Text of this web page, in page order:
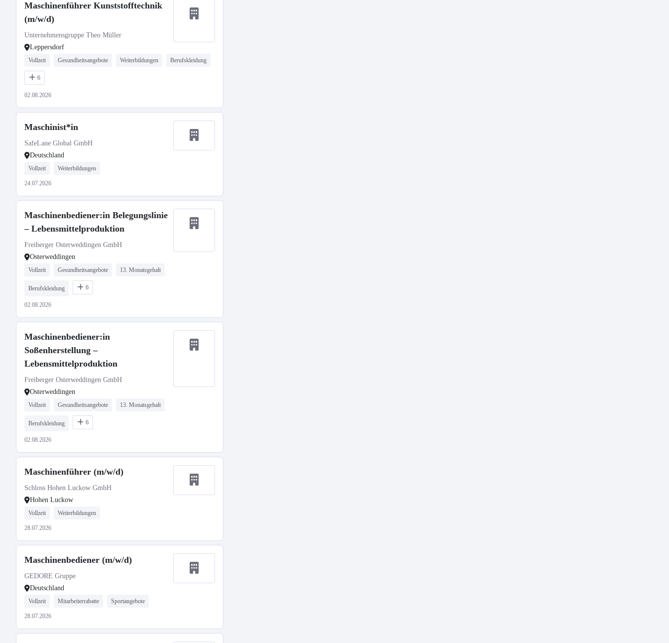
Maschinenführer Kunststofftechnik
(m/w/d)
Unternehmensgruppe Theo Müller
Leppersdorf
Vollzeit Gesundheitsangebote Weiterbildungen Berufskleidung
6
02.08.2026
Maschinist*in
SafeLane Global GmbH
Deutschland
Vollzeit Weiterbildungen
24.07.2026
Maschinenbediener:in Belegungslinie
– Lebensmittelproduktion
Freiberger Osterweddingen GmbH
Osterweddingen
Vollzeit Gesundheitsangebote 13. Monatsgehalt
Berufskleidung 6
02.08.2026
Maschinenbediener:in
Soßenherstellung –
Lebensmittelproduktion
Freiberger Osterweddingen GmbH
Osterweddingen
Vollzeit Gesundheitsangebote 13. Monatsgehalt
Berufskleidung 6
02.08.2026
Maschinenführer (m/w/d)
Schloss Hohen Luckow GmbH
Hohen Luckow
Vollzeit Weiterbildungen
28.07.2026
Maschinenbediener (m/w/d)
GEDORE Gruppe
Deutschland
Vollzeit Mitarbeiterrabatte Sportangebote
28.07.2026